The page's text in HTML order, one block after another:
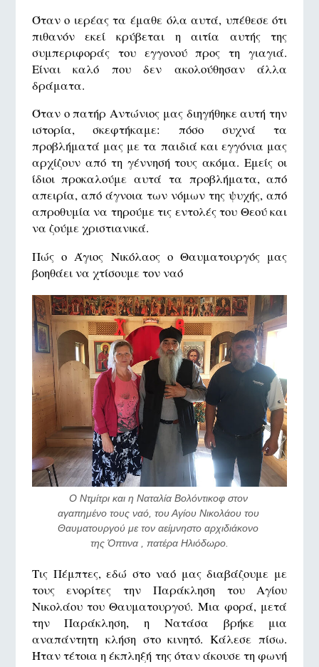
Όταν ο ιερέας τα έμαθε όλα αυτά, υπέθεσε ότι
πιθανόν εκεί κρύβεται η αιτία αυτής της
συμπεριφοράς του εγγονού προς τη γιαγιά.
Είναι καλό που δεν ακολούθησαν άλλα
δράματα.
Όταν ο πατήρ Αντώνιος μας διηγήθηκε αυτή την
ιστορία, σκεφτήκαμε: πόσο συχνά τα
προβλήματά μας με τα παιδιά και εγγόνια μας
αρχίζουν από τη γέννησή τους ακόμα. Εμείς οι
ίδιοι προκαλούμε αυτά τα προβλήματα, από
απειρία, από άγνοια των νόμων της ψυχής, από
απροθυμία να τηρούμε τις εντολές του Θεού και
να ζούμε χριστιανικά.
Πώς ο Άγιος Νικόλαος ο Θαυματουργός μας
βοηθάει να χτίσουμε τον ναό
Ο Ντμίτρι και η Ναταλία Βολόντικοφ στον
αγαπημένο τους ναό, του Αγίου Νικολάου του
Θαυματουργού με τον αείμνηστο αρχιδιάκονο
της Όπτινα , πατέρα Ηλιόδωρο.
Τις Πέμπτες, εδώ στο ναό μας διαβάζουμε με
τους ενορίτες την Παράκληση του Αγίου
Νικολάου του Θαυματουργού. Μια φορά, μετά
την Παράκληση, η Νατάσα βρήκε μια
αναπάντητη κλήση στο κινητό. Κάλεσε πίσω.
Ήταν τέτοια η έκπληξή της όταν άκουσε τη φωνή